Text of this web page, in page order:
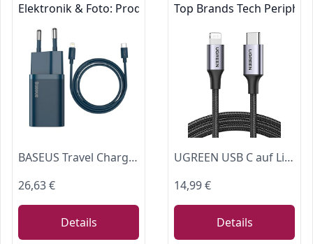
Elektronik & Foto: Produkte mit Umwelt-Label
BASEUS Travel Charger Set Super SI 1C QC (mit Simple Wisdom Kabel Typ C auf Lightning 1 m) 20 W Blau (TZCCSUP-B03)
26,63 €
Details
Top Brands Tech
UGREEN USB C auf Lightning Kabel MFi Zertifiziert USB C Lightning Ladekabel
14,99 €
Details